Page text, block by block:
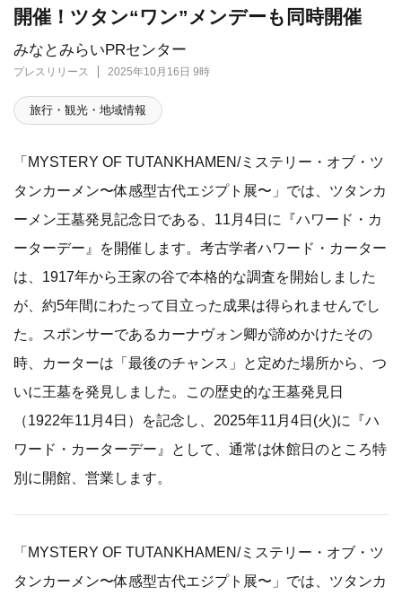
みなとみらいPRセンター
プレスリリース 2025年10月16日 9時
開催！ツタン“ワン”メンデーも同時開催
旅行・観光・地域情報
「MYSTERY OF TUTANKHAMEN/ミステリー・オブ・ツ
タンカーメン〜体感型古代エジプト展〜」では、ツタンカ
ーメン王墓発見記念日である、11月4日に『ハワード・カ
ーターデー』を開催します。考古学者ハワード・カーター
は、1917年から王家の谷で本格的な調査を開始しました
が、約5年間にわたって目立った成果は得られませんでし
た。スポンサーであるカーナヴォン卿が諦めかけたその
時、カーターは「最後のチャンス」と定めた場所から、つ
いに王墓を発見しました。この歴史的な王墓発見日
（1922年11月4日）を記念し、2025年11月4日(火)に『ハ
ワード・カーターデー』として、通常は休館日のところ特
別に開館、営業します。
「MYSTERY OF TUTANKHAMEN/ミステリー・オブ・ツ
タンカーメン〜体感型古代エジプト展〜」では、ツタンカ